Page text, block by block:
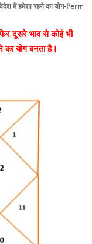
में हमेशा रहने का योग-
दूसरे भाव से कोई भी
का योग बनता है।